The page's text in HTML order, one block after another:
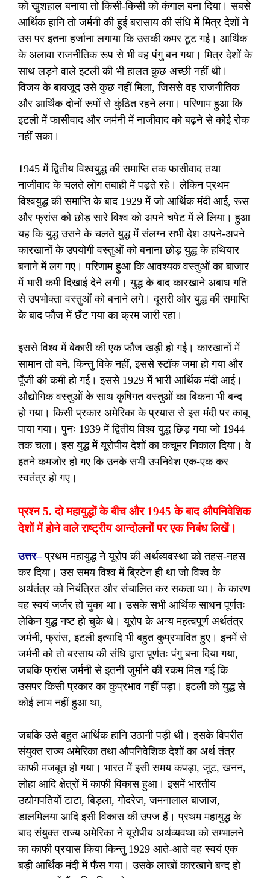
को खुशहाल बनाया तो किसी-किसी को कंगाल बना दिया। सबसे
आर्थिक हानि तो जर्मनी की हुई बरासाय की संधि में मित्र देशों ने
उस पर इतना हर्जाना लगाया कि उसकी कमर टूट गई। आर्थिक
के अलावा राजनीतिक रूप से भी वह पंगु बन गया। मित्र देशों के
साथ लड़ने वाले इटली की भी हालत कुछ अच्छी नहीं थी।
विजय के बावजूद उसे कुछ नहीं मिला, जिससे वह राजनीतिक
और आर्थिक दोनों रूपों से कुंठित रहने लगा। परिणाम हुआ कि
इटली में फासीवाद और जर्मनी में नाजीवाद को बढ़ने से कोई रोक
नहीं सका।
1945 में द्वितीय विश्वयुद्ध की समाप्ति तक फासीवाद तथा
नाजीवाद के चलते लोग तबाही में पड़ते रहे। लेकिन प्रथम
विश्वयुद्ध की समाप्ति के बाद 1929 में जो आर्थिक मंदी आई, रूस
और फ्रांस को छोड़ सारे विश्व को अपने चपेट में ले लिया। हुआ
यह कि युद्ध उसने के चलते युद्ध में संलग्न सभी देश अपने-अपने
कारखानों के उपयोगी वस्तुओं को बनाना छोड़ युद्ध के हथियार
बनाने में लग गए। परिणाम हुआ कि आवश्यक वस्तुओं का बाजार
में भारी कमी दिखाई देने लगी। युद्ध के बाद कारखाने अबाध गति
से उपभोक्ता वस्तुओं को बनाने लगे। दूसरी ओर युद्ध की समाप्ति
के बाद फौज में छँट गया का क्रम जारी रहा।
इससे विश्व में बेकारी की एक फौज खड़ी हो गई। कारखानों में
सामान तो बने, किन्तु विके नहीं, इससे स्टॉक जमा हो गया और
पूँजी की कमी हो गई। इससे 1929 में भारी आर्थिक मंदी आई।
औद्योगिक वस्तुओं के साथ कृषिगत वस्तुओं का बिकना भी बन्द
हो गया। किसी प्रकार अमेरिका के प्रयास से इस मंदी पर काबू
पाया गया। पुनः 1939 में द्वितीय विश्व युद्ध छिड़ गया जो 1944
तक चला। इस युद्ध में यूरोपीय देशों का कचूमर निकाल दिया। वे
इतने कमजोर हो गए कि उनके सभी उपनिवेश एक-एक कर
स्वतंत्र हो गए।
प्रश्न 5. दो महायुद्धों के बीच और 1945 के बाद औपनिवेशिक
देशों में होने वाले राष्ट्रीय आन्दोलनों पर एक निबंध लिखें।
उत्तर–प्रथम महायुद्ध ने यूरोप की अर्थव्यवस्था को तहस-नहस
कर दिया। उस समय विश्व में ब्रिटेन ही था जो विश्व के
अर्थतंत्र को नियंत्रित और संचालित कर सकता था। के कारण
वह स्वयं जर्जर हो चुका था। उसके सभी आर्थिक साधन पूर्णतः
लेकिन युद्ध नष्ट हो चुके थे। यूरोप के अन्य महत्वपूर्ण अर्थतंत्र
जर्मनी, फ्रांस, इटली इत्यादि भी बहुत कुप्रभावित हुए। इनमें से
जर्मनी को तो बरसाय की संधि द्वारा पूर्णतः पंगु बना दिया गया,
जबकि फ्रांस जर्मनी से इतनी जुर्माने की रकम मिल गई कि
उसपर किसी प्रकार का कुप्रभाव नहीं पड़ा। इटली को युद्ध से
कोई लाभ नहीं हुआ था,
जबकि उसे बहुत आर्थिक हानि उठानी पड़ी थी। इसके विपरीत
संयुक्त राज्य अमेरिका तथा औपनिवेशिक देशों का अर्थ तंत्र
काफी मजबूत हो गया। भारत में इसी समय कपड़ा, जूट, खनन,
लोहा आदि क्षेत्रों में काफी विकास हुआ। इसमें भारतीय
उद्योगपतियों टाटा, बिड़ला, गोदरेज, जमनालाल बाजाज,
डालमिलया आदि इसी विकास की उपज हैं। प्रथम महायुद्ध के
बाद संयुक्त राज्य अमेरिका ने यूरोपीय अर्थव्यवथा को सम्भालने
का काफी प्रयास किया किन्तु 1929 आते-आते वह स्वयं एक
बड़ी आर्थिक मंदी में फँस गया। उसके लाखों कारखाने बन्द हो